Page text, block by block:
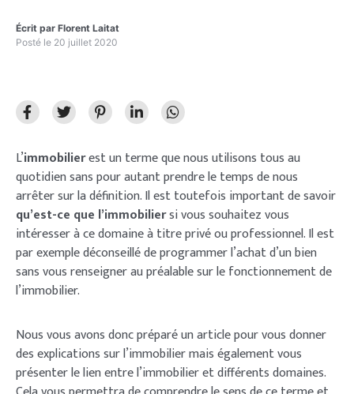
Écrit par Florent Laitat
Posté le 20 juillet 2020
L’immobilierest un terme que nous utilisons tous au
quotidien sans pour autant prendre le temps de nous
arrêter sur la définition. Il est toutefois important de savoir
qu’est-ce que l’immobiliersi vous souhaitez vous
intéresser à ce domaine à titre privé ou professionnel. Il est
par exemple déconseillé de programmer l’achat d’un bien
sans vous renseigner au préalable sur le fonctionnement de
l’immobilier.
Nous vous avons donc préparé un article pour vous donner
des explications sur l’immobilier mais également vous
présenter le lien entre l’immobilier et différents domaines.